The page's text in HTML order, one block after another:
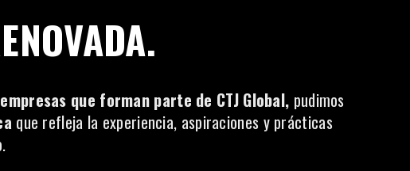
que forman parte de CTJ Global, pudimos
que refleja la experiencia, aspiraciones y prácticas